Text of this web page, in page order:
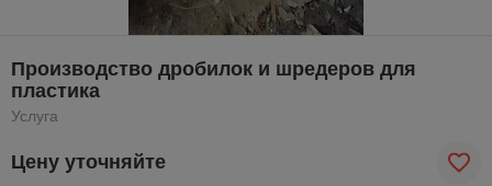
Производство дробилок и шредеров для
пластика
Услуга
Цену уточняйте